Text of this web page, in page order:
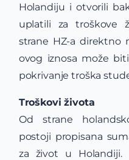
Holandiju i otvorili
uplatili za troškove
strane HZ-a direktno
ovog iznosa može
pokrivanje troška
Troškovi života
Od strane
postoji propisana
za život u